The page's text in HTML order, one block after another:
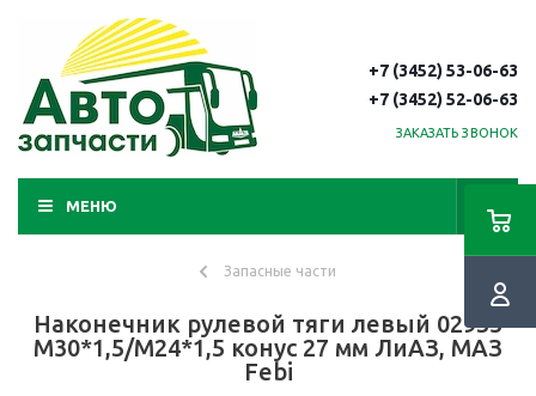
+7 (3452) 53-06-63
+7 (3452) 52-06-63
ЗАКАЗАТЬ ЗВОНОК
МЕНЮ
Запасные части
Наконечник рулевой тяги левый 02953
М30*1,5/М24*1,5 конус 27 мм ЛиАЗ, МАЗ
Febi